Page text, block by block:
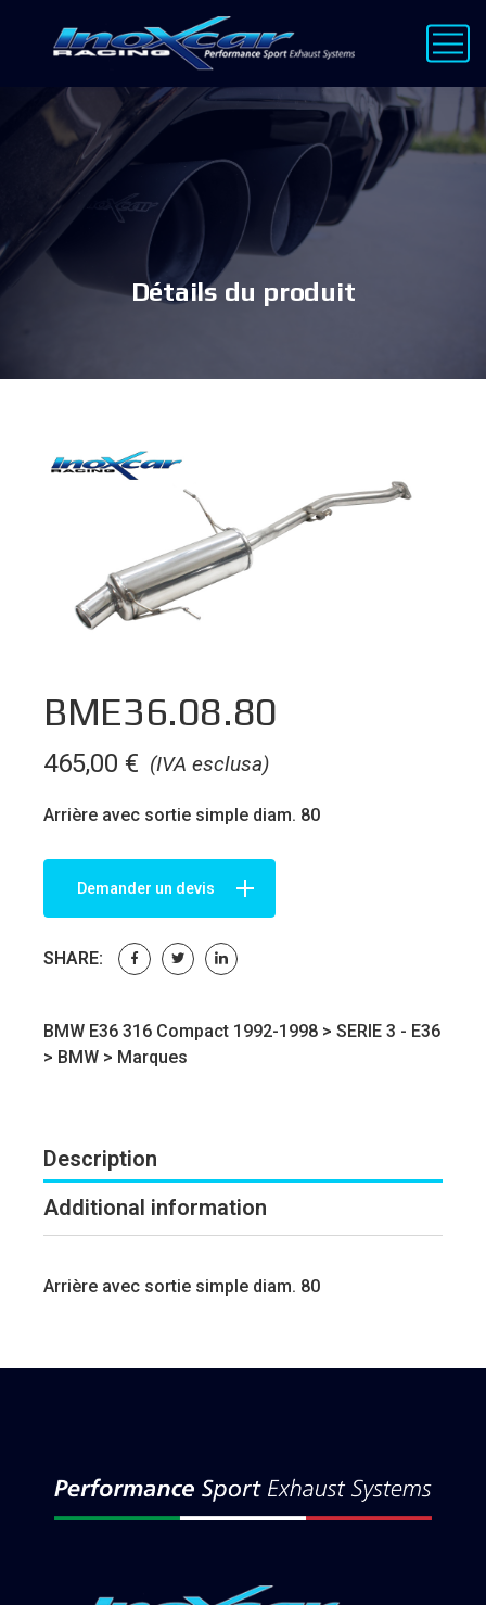
Détails du produit
BME36.08.80
(IVA esclusa)
465,00 €
Arrière avec sortie simple diam. 80
Demander un devis
SHARE:
BMW E36 316 Compact 1992-1998 > SERIE 3 - E36
> BMW > Marques
Description
Additional information
Arrière avec sortie simple diam. 80